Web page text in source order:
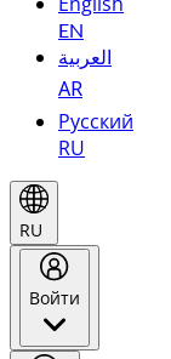
EN
العربية
AR
Русский
RU
RU
Войти